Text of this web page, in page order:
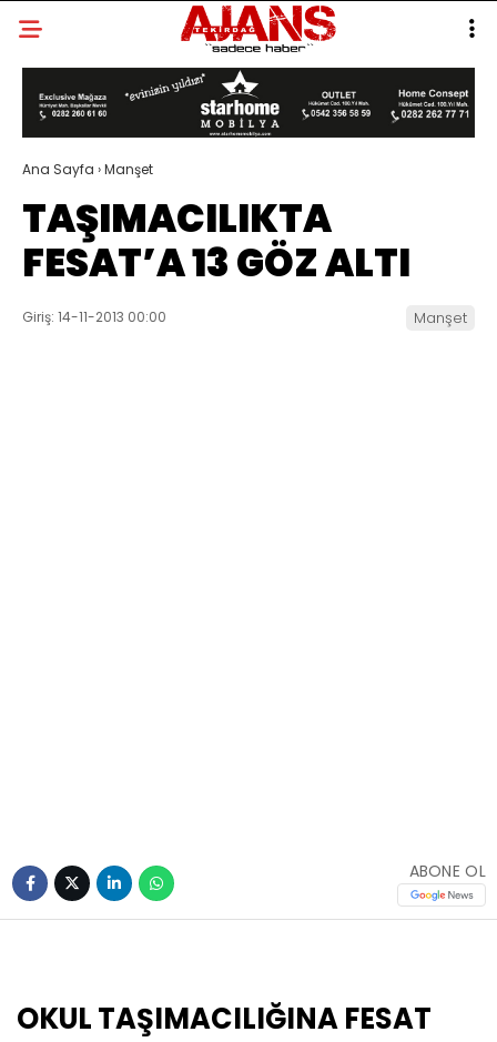
Ana Sayfa ›Manşet
TAŞIMACILIKTA
FESAT’A 13 GÖZ ALTI
Giriş: 14-11-2013 00:00 Manşet
ABONE OL
OKUL TAŞIMACILIĞINA FESAT